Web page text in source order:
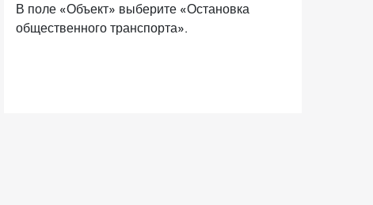
В поле «Объект» выберите «Остановка
общественного транспорта».